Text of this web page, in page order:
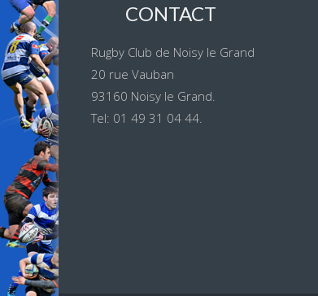
CONTACT
Rugby Club de Noisy le Grand
20 rue Vauban
93160 Noisy le Grand.
Tel: 01 49 31 04 44.